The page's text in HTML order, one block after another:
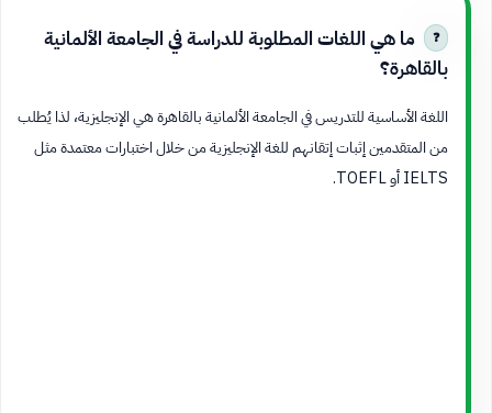
ما هي اللغات المطلوبة للدراسة في الجامعة الألمانية
بالقاهرة؟
اللغة الأساسية للتدريس في الجامعة الألمانية بالقاهرة هي الإنجليزية، لذا يُطلب
من المتقدمين إثبات إتقانهم للغة الإنجليزية من خلال اختبارات معتمدة مثل
IELTS أو TOEFL.